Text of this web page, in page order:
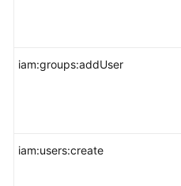
iam:groups:addUser
iam:users:create